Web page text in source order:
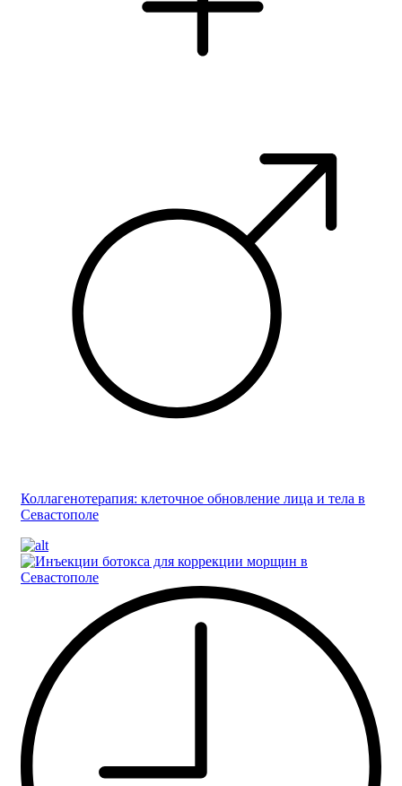
Коллагенотерапия: клеточное обновление лица и тела в
Севастополе